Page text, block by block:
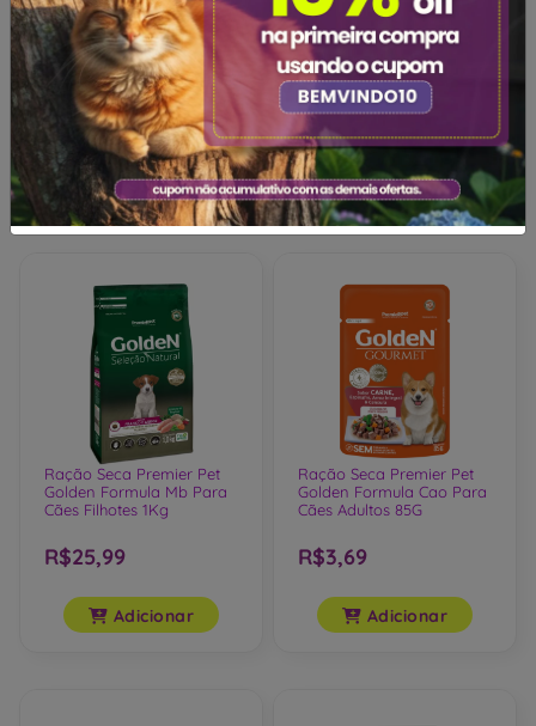
Ração Seca Premier Pet
Golden Formula Cao Para
Cães Adultos 85G
R$4,19
Adicionar
Ração Seca Premier Pet
Golden Formula Mb Para
Cães Filhotes 3Kg
R$67,99
Adicionar
Ração Seca Premier Pet
Golden Formula Mb Para
Cães Filhotes 1Kg
R$25,99
Adicionar
Ração Seca Premier Pet
Golden Formula Cao Para
Cães Adultos 85G
R$3,69
Adicionar